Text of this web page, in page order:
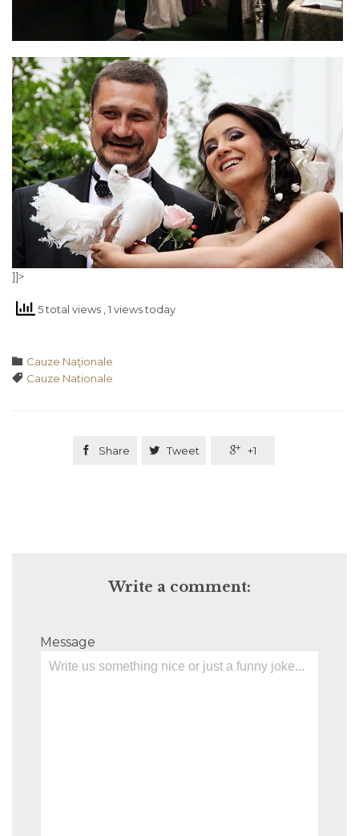
]]>
5 total views , 1 views today
 Category
Cauze Naţionale
 Tags
Cauze Nationale
 Share  Tweet  +1
Write a comment:
Message